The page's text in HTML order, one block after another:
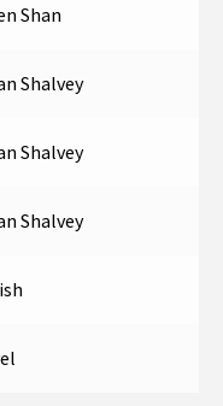
Shan
Shalvey
Shalvey
Shalvey